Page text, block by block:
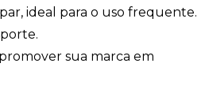
ideal para o uso frequente.
sua marca em